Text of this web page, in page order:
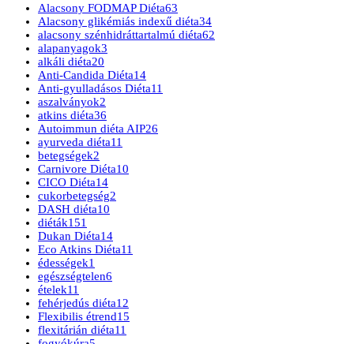
Alacsony FODMAP Diéta63
Alacsony glikémiás indexű diéta34
alacsony szénhidráttartalmú diéta62
alapanyagok3
alkáli diéta20
Anti-Candida Diéta14
Anti-gyulladásos Diéta11
aszalványok2
atkins diéta36
Autoimmun diéta AIP26
ayurveda diéta11
betegségek2
Carnivore Diéta10
CICO Diéta14
cukorbetegség2
DASH diéta10
diéták151
Dukan Diéta14
Eco Atkins Diéta11
édességek1
egészségtelen6
ételek11
fehérjedús diéta12
Flexibilis étrend15
flexitárián diéta11